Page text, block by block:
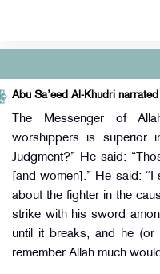
Abu Sa’eed Al-Khudri
The Messenger of
worshippers is superior
Judgment?” He said:
[and women].” He said:
about the fighter in the
strike with his sword
until it breaks, and he
remember Allah much